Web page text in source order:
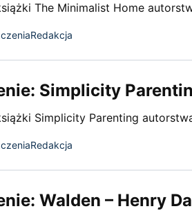
The Minimalist Home
Redakcja
Simplicity
Simplicity Parenting
Redakcja
Walden – Henry